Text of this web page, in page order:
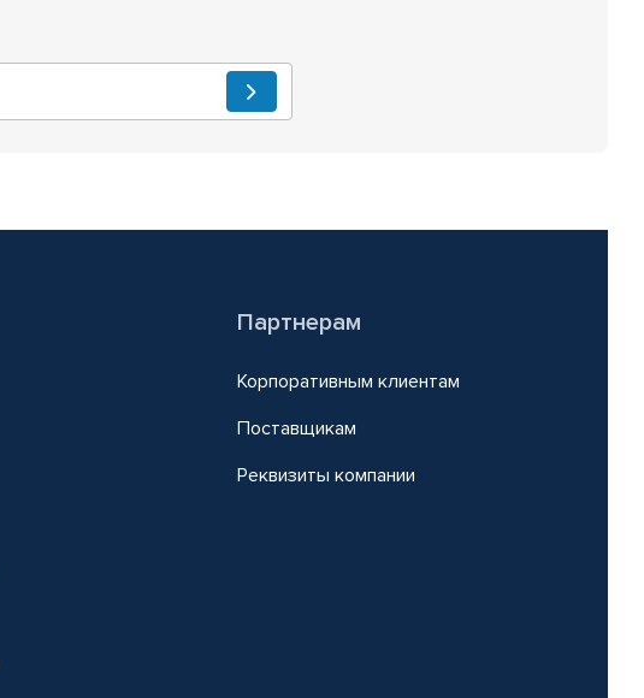
Партнерам
Корпоративным клиентам
Поставщикам
Реквизиты компании